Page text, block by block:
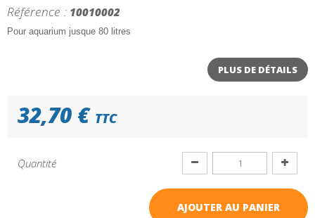
Référence : 10010002
Pour aquarium jusque 80 litres
PLUS DE DÉTAILS
32,70 € TTC
Quantité
AJOUTER AU PANIER